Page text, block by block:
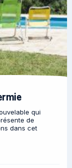
qui
de
dans cet